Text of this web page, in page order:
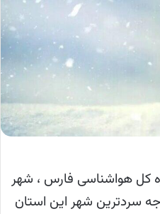
کل هواشناسی فارس ، شهر
با دمای منفی ۱۳ درجه سردترین شهر این استان